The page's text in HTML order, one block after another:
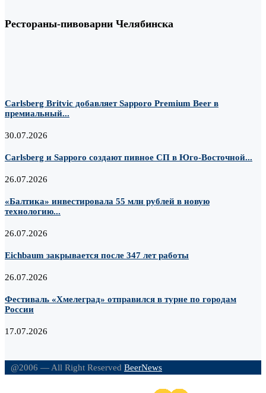
Рестораны-пивоварни Челябинска
Carlsberg Britvic добавляет Sapporo Premium Beer в
премиальный...
30.07.2026
Carlsberg и Sapporo создают пивное СП в Юго-Восточной...
26.07.2026
«Балтика» инвестировала 55 млн рублей в новую
технологию...
26.07.2026
Eichbaum закрывается после 347 лет работы
26.07.2026
Фестиваль «Хмелеград» отправился в турне по городам
России
17.07.2026
@2006 — All Right Reserved BeerNews